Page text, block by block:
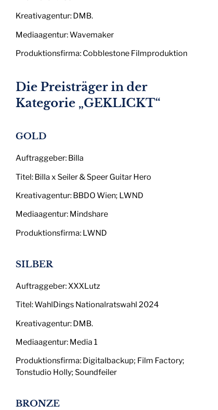
Kreativagentur: DMB.
Mediaagentur: Wavemaker
Produktionsfirma: Cobblestone Filmproduktion
Die Preisträger in der
Kategorie „GEKLICKT“
GOLD
Auftraggeber: Billa
Titel: Billa x Seiler & Speer Guitar Hero
Kreativagentur: BBDO Wien; LWND
Mediaagentur: Mindshare
Produktionsfirma: LWND
SILBER
Auftraggeber: XXXLutz
Titel: WahlDings Nationalratswahl 2024
Kreativagentur: DMB.
Mediaagentur: Media 1
Produktionsfirma: Digitalbackup; Film Factory;
Tonstudio Holly; Soundfeiler
BRONZE